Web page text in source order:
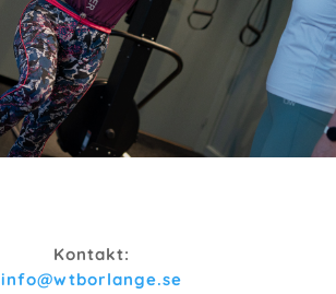
Kontakt:
info@wtborlange.se